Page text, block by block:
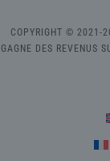
COPYRIGHT © 2021-
GAGNE DES REVENUS